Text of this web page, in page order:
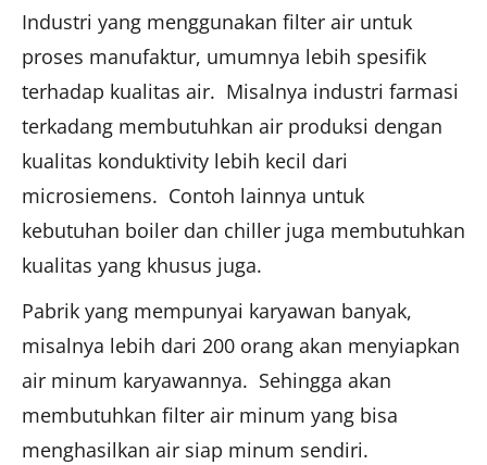
Industri yang menggunakan filter air untuk
proses manufaktur, umumnya lebih spesifik
terhadap kualitas air. Misalnya industri farmasi
terkadang membutuhkan air produksi dengan
kualitas konduktivity lebih kecil dari
microsiemens. Contoh lainnya untuk
kebutuhan boiler dan chiller juga membutuhkan
kualitas yang khusus juga.
Pabrik yang mempunyai karyawan banyak,
misalnya lebih dari 200 orang akan menyiapkan
air minum karyawannya. Sehingga akan
membutuhkan filter air minum yang bisa
menghasilkan air siap minum sendiri.